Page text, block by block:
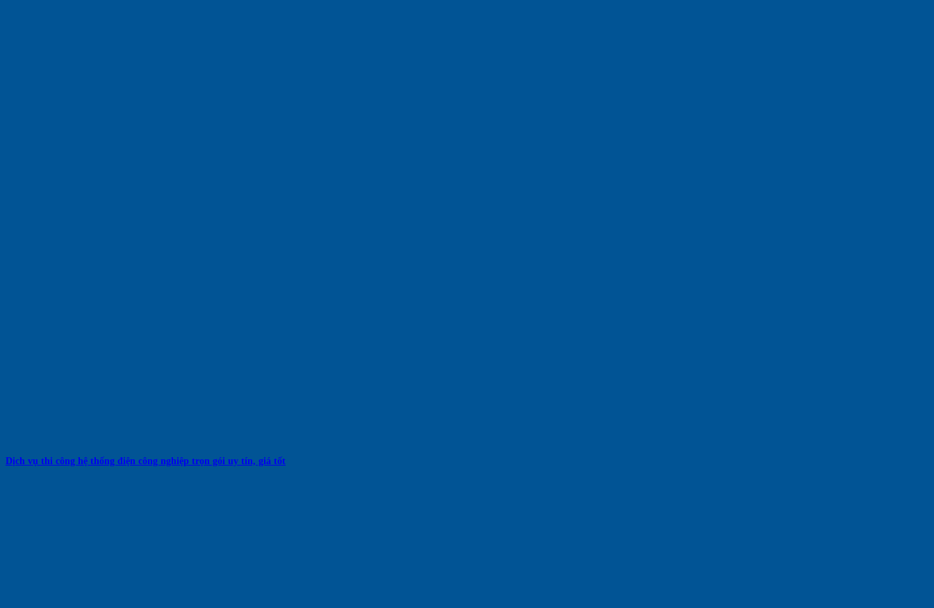
Dịch vụ thi công hệ thống điện công nghiệp trọn gói uy tín, giá tốt